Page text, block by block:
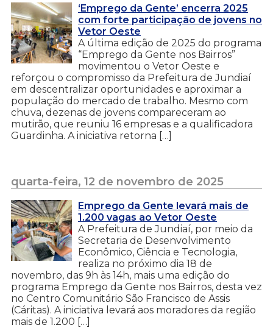
‘Emprego da Gente’ encerra 2025
com forte participação de jovens no
Vetor Oeste
A última edição de 2025 do programa
“Emprego da Gente nos Bairros”
movimentou o Vetor Oeste e
reforçou o compromisso da Prefeitura de Jundiaí
em descentralizar oportunidades e aproximar a
população do mercado de trabalho. Mesmo com
chuva, dezenas de jovens compareceram ao
mutirão, que reuniu 16 empresas e a qualificadora
Guardinha. A iniciativa retorna […]
quarta-feira, 12 de novembro de 2025
Emprego da Gente levará mais de
1.200 vagas ao Vetor Oeste
A Prefeitura de Jundiaí, por meio da
Secretaria de Desenvolvimento
Econômico, Ciência e Tecnologia,
realiza no próximo dia 18 de
novembro, das 9h às 14h, mais uma edição do
programa Emprego da Gente nos Bairros, desta vez
no Centro Comunitário São Francisco de Assis
(Cáritas). A iniciativa levará aos moradores da região
mais de 1.200 […]